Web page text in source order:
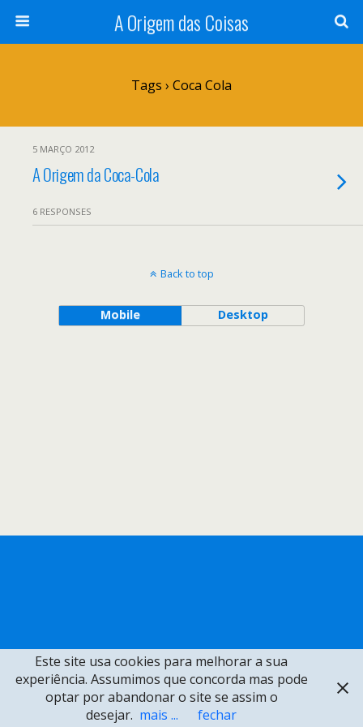
A Origem das Coisas
Tags › Coca Cola
5 MARÇO 2012
A Origem da Coca-Cola
6 RESPONSES
Back to top
Mobile Desktop
Este site usa cookies para melhorar a sua
experiência. Assumimos que concorda mas pode
optar por abandonar o site se assim o
desejar. mais ... fechar